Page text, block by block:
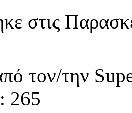
στις
τον/την
265